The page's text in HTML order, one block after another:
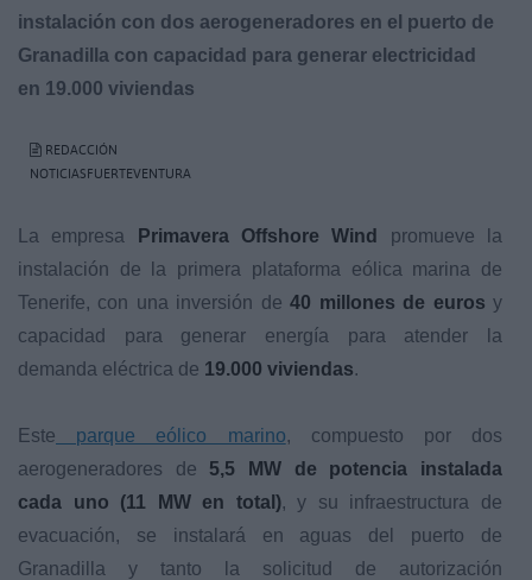
instalación con dos aerogeneradores en el puerto de
Granadilla con capacidad para generar electricidad
en 19.000 viviendas
REDACCIÓN
NOTICIASFUERTEVENTURA
La empresa Primavera Offshore Wind
promueve la
instalación de la primera plataforma eólica marina de
Tenerife, con una inversión de40 millones de euros y
capacidad para generar energía para atender la
demanda eléctrica de 19.000 viviendas.
Este parque eólico marino, compuesto por dos
aerogeneradores de
5,5 MW de potencia instalada
cada uno (11 MW en total), y su infraestructura de
evacuación, se instalará en aguas del puerto de
Granadilla y tanto la solicitud de autorización